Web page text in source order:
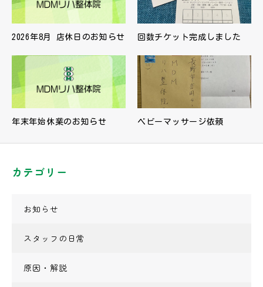
2026年8月 店休日のお知らせ 回数チケット完成しました
年末年始休業のお知らせ ベビーマッサージ依頼
カテゴリー
お知らせ
スタッフの日常
原因・解説